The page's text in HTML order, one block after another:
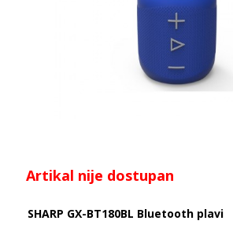
Artikal nije dostupan
SHARP GX-BT180BL Bluetooth plavi